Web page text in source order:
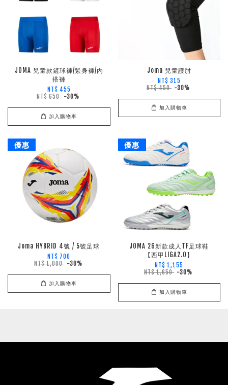
JOMA 兒童款鏟球褲/緊身褲/內
搭褲
NT$ 455
NT$ 650 -30%
加入購物車
Joma 兒童護肘
NT$ 315
NT$ 450 -30%
加入購物車
優惠
Joma HYBRID 4號 / 5號足球
NT$ 700
NT$ 1,000 -30%
加入購物車
優惠
JOMA 26新款成人TF足球鞋
【西甲LIGA2.0】
NT$ 1,155
NT$ 1,650 -30%
加入購物車